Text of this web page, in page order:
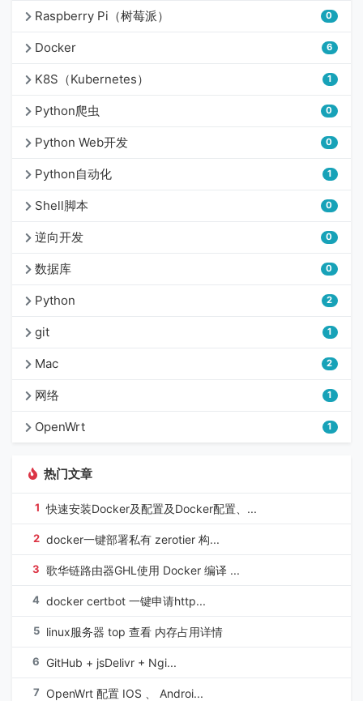
Raspberry Pi（树莓派） 0
Docker 6
K8S（Kubernetes） 1
Python爬虫 0
Python Web开发 0
Python自动化 1
Shell脚本 0
逆向开发 0
数据库 0
Python 2
git 1
Mac 2
网络 1
OpenWrt 1
热门文章
1 快速安装Docker及配置及Docker配置、...
2 docker一键部署私有 zerotier 构...
3 歌华链路由器GHL使用 Docker 编译 ...
4 docker certbot 一键申请http...
5 linux服务器 top 查看 内存占用详情
6 GitHub + jsDelivr + Ngi...
7 OpenWrt 配置 IOS 、 Androi...